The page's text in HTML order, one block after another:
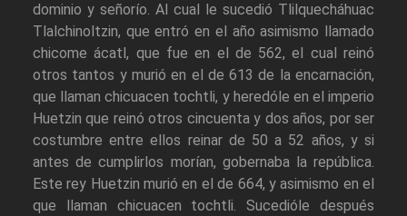
dominio y señorío. Al cual le sucedió Tlilquecháhuac
Tlalchinoltzin, que entró en el año asimismo llamado
chicome ácatl, que fue en el de 562, el cual reinó
otros tantos y murió en el de 613 de la encarnación,
que llaman chicuacen tochtli, y heredóle en el imperio
Huetzin que reinó otros cincuenta y dos años, por ser
costumbre entre ellos reinar de 50 a 52 años, y si
antes de cumplirlos morían, gobernaba la república.
Este rey Huetzin murió en el de 664, y asimismo en el
que llaman chicuacen tochtli. Sucedióle después